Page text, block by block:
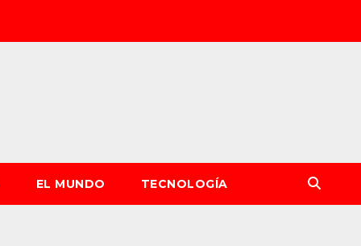
EL MUNDO TECNOLOGÍA